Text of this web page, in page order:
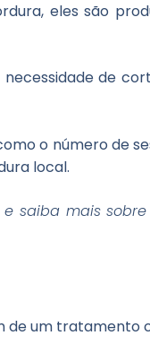
eles são
de
o número de
local.
saiba mais sobre
de um tratamento